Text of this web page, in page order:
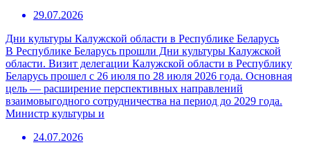
29.07.2026
Дни культуры Калужской области в Республике Беларусь
В Республике Беларусь прошли Дни культуры Калужской
области. Визит делегации Калужской области в Республику
Беларусь прошел с 26 июля по 28 июля 2026 года. Основная
цель — расширение перспективных направлений
взаимовыгодного сотрудничества на период до 2029 года.
Министр культуры и
24.07.2026